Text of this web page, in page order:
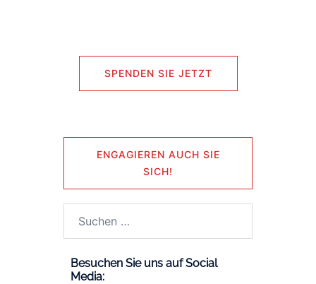
SPENDEN SIE JETZT
ENGAGIEREN AUCH SIE
SICH!
Besuchen Sie uns auf Social
Media: